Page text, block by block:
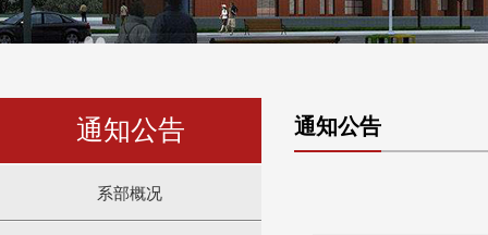
通知公告
系部概况
通知公告